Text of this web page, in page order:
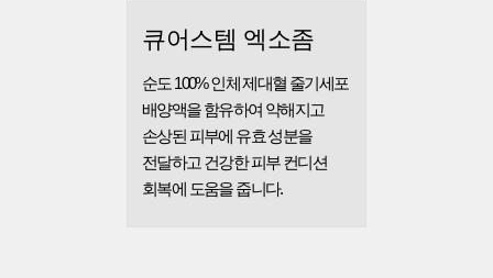
큐어스템 엑소좀
순도 100% 인체 제대혈 줄기세포
배양액을 함유하여 약해지고
손상된 피부에 유효 성분을
전달하고 건강한 피부 컨디션
회복에 도움을 줍니다.